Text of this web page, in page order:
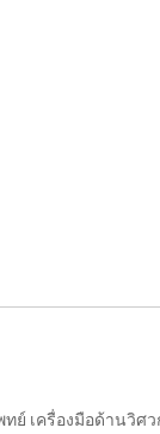
เครื่องมือด้านวิศ